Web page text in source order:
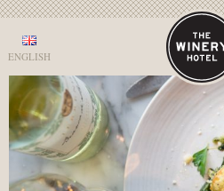
ENGLISH